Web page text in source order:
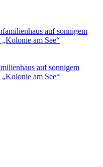
auf sonnigem
am See“